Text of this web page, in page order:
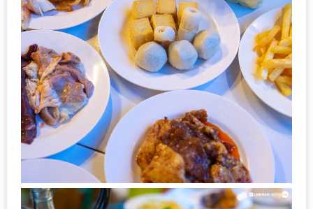
น้า
อ้วน
น้า
อ้วน
ชวน
คุย
นโยบาย
ความ
เป็น